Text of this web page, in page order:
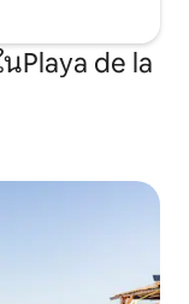
ง
Coeo การเข้าพัก
พาร์ทเมนท์ เราทุ่ม
Playa de la